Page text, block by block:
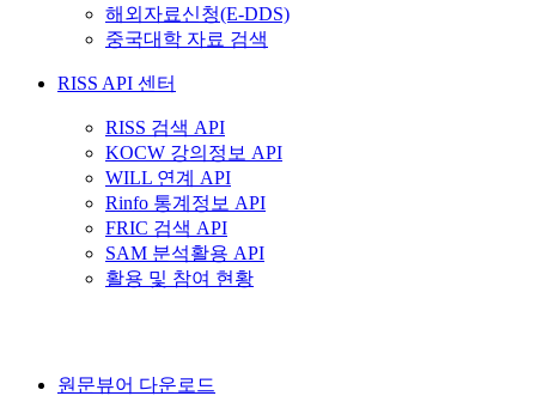
해외자료신청(E-DDS)
중국대학 자료 검색
RISS API 센터
RISS 검색 API
KOCW 강의정보 API
WILL 연계 API
Rinfo 통계정보 API
FRIC 검색 API
SAM 분석활용 API
활용 및 참여 현황
원문뷰어 다운로드